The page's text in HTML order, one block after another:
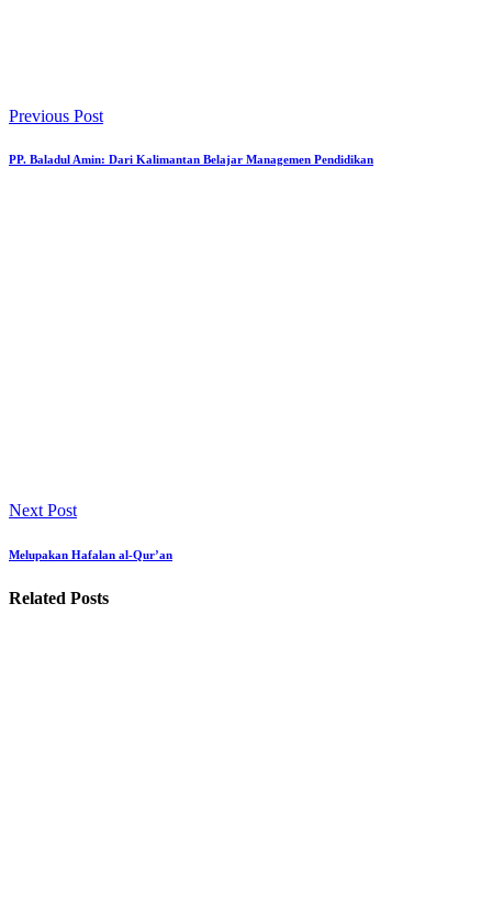
Previous Post
PP. Baladul Amin: Dari Kalimantan Belajar Managemen Pendidikan
Next Post
Melupakan Hafalan al-Qur’an
Related Posts